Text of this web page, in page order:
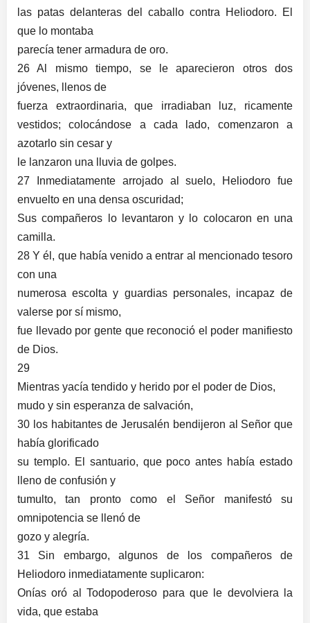
las patas delanteras del caballo contra Heliodoro. El
que lo montaba
parecía tener armadura de oro.
26 Al mismo tiempo, se le aparecieron otros dos
jóvenes, llenos de
fuerza extraordinaria, que irradiaban luz, ricamente
vestidos; colocándose a cada lado, comenzaron a
azotarlo sin cesar y
le lanzaron una lluvia de golpes.
27 Inmediatamente arrojado al suelo, Heliodoro fue
envuelto en una densa oscuridad;
Sus compañeros lo levantaron y lo colocaron en una
camilla.
28 Y él, que había venido a entrar al mencionado tesoro
con una
numerosa escolta y guardias personales, incapaz de
valerse por sí mismo,
fue llevado por gente que reconoció el poder manifiesto
de Dios.
29
Mientras yacía tendido y herido por el poder de Dios,
mudo y sin esperanza de salvación,
30 los habitantes de Jerusalén bendijeron al Señor que
había glorificado
su templo. El santuario, que poco antes había estado
lleno de confusión y
tumulto, tan pronto como el Señor manifestó su
omnipotencia se llenó de
gozo y alegría.
31 Sin embargo, algunos de los compañeros de
Heliodoro inmediatamente suplicaron:
Onías oró al Todopoderoso para que le devolviera la
vida, que estaba